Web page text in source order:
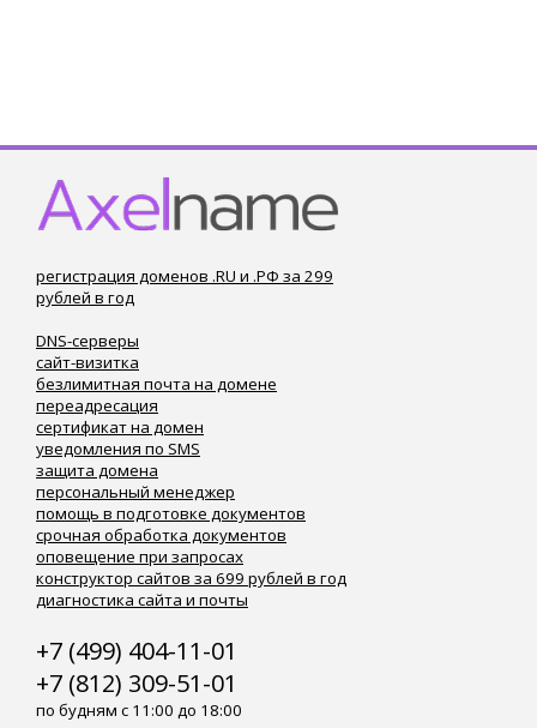
регистрация доменов .RU и .РФ за 299
рублей в год
DNS-серверы
сайт-визитка
безлимитная почта на домене
переадресация
сертификат на домен
уведомления по SMS
защита домена
персональный менеджер
помощь в подготовке документов
срочная обработка документов
оповещение при запросах
конструктор сайтов за 699 рублей в год
диагностика сайта и почты
+7 (499) 404-11-01
+7 (812) 309-51-01
по будням с 11:00 до 18:00